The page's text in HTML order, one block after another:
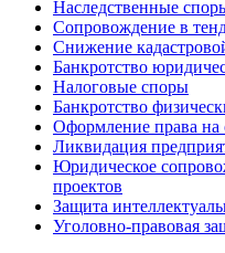
Наследственные
Сопровождение в
Снижение
Банкротство
Налоговые споры
Банкротство
Оформление права
Ликвидация
Юридическое
проектов
Защита
Уголовно-правовая